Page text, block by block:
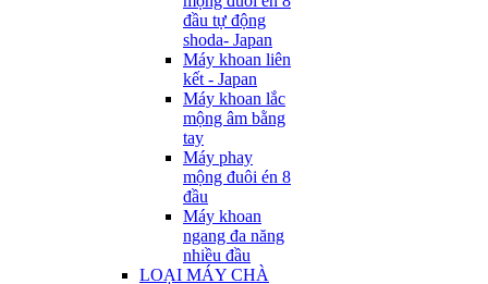
đầu tự động
shoda- Japan
Máy khoan liên
kết - Japan
Máy khoan lắc
mộng âm bằng
tay
Máy phay
mộng đuôi én 8
đầu
Máy khoan
ngang đa năng
nhiều đầu
LOẠI MÁY CHÀ